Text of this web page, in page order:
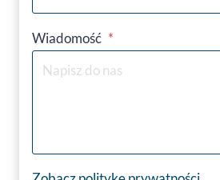
Wiadomość *